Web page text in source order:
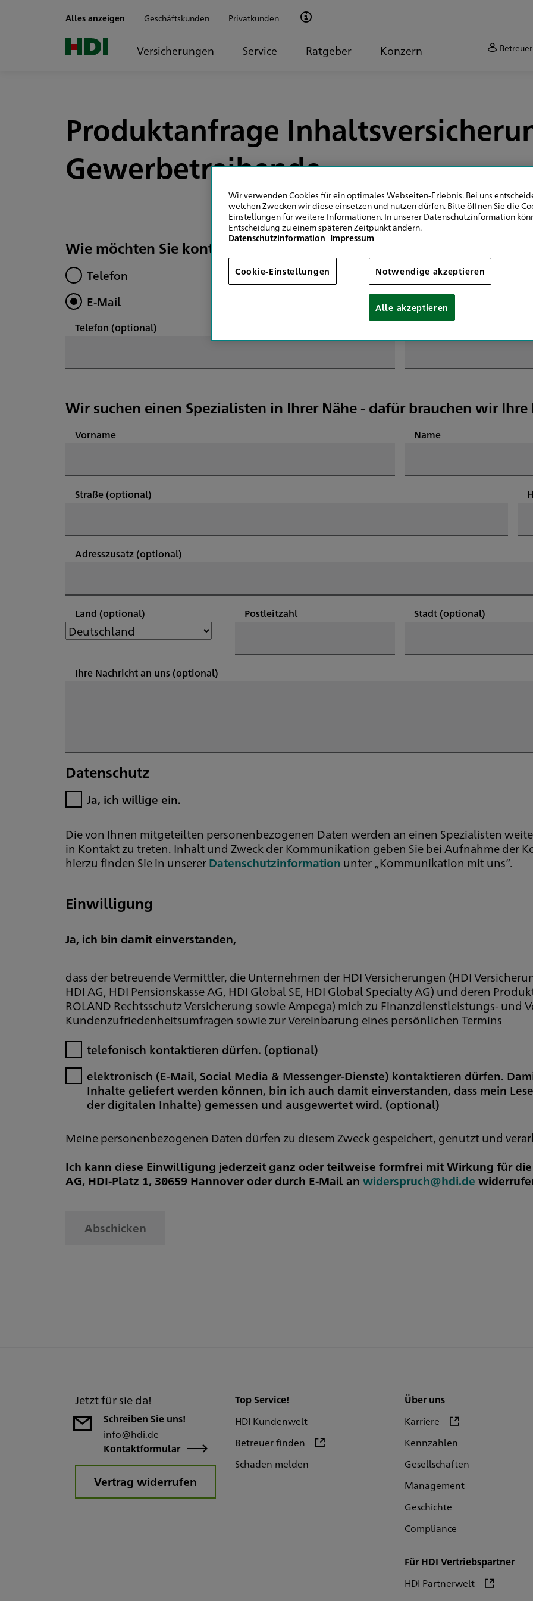
Alles anzeigen Geschäftskunden Privatkunden
Versicherungen Service Ratgeber Konzern
Produktanfrage
Gewerbetreibende
Wie möchten Sie kontaktiert werden?
Telefon
E-Mail
Telefon (optional)
Wir suchen einen Spezialisten in Ihrer Nähe - dafür brauchen wir
Vorname Name
Straße (optional)
Adresszusatz (optional)
Land (optional) Postleitzahl Stadt (optional)
Ihre Nachricht an uns (optional)
Datenschutz
Ja, ich willige ein.
Die von Ihnen mitgeteilten personenbezogenen Daten werden an einen Spezialisten
in Kontakt zu treten. Inhalt und Zweck der Kommunikation geben Sie bei Aufnahme der
hierzu finden Sie in unsererDatenschutzinformation unter „Kommunikation mit uns“.
Einwilligung
Ja, ich bin damit einverstanden,
dass der betreuende Vermittler, die Unternehmen der HDI Versicherungen (HDI
HDI AG, HDI Pensionskasse AG, HDI Global SE, HDI Global Specialty AG) und deren
ROLAND Rechtsschutz Versicherung sowie Ampega) mich zu Finanzdienstleistungs- und
Kundenzufriedenheitsumfragen sowie zur Vereinbarung eines persönlichen Termins
telefonisch kontaktieren dürfen. (optional)
elektronisch (E-Mail, Social Media & Messenger-Dienste) kontaktieren dürfen.
Inhalte geliefert werden können, bin ich auch damit einverstanden, dass mein
der digitalen Inhalte) gemessen und ausgewertet wird. (optional)
Meine personenbezogenen Daten dürfen zu diesem Zweck gespeichert, genutzt und
Ich kann diese Einwilligung jederzeit ganz oder teilweise formfrei mit Wirkung für
AG, HDI-Platz 1, 30659 Hannover oder durch E-Mail an widerspruch@hdi.de
Abschicken
Jetzt für sie da!
Schreiben Sie uns!
info@hdi.de
Kontaktformular
Vertrag widerrufen
Top Service!
HDI Kundenwelt
Betreuer finden
Schaden melden
Über uns
Karriere
Kennzahlen
Gesellschaften
Management
Geschichte
Compliance
Für HDI Vertriebspartner
HDI Partnerwelt
Wir verwenden Cookies für ein optimales Webseiten-Erlebnis. Bei uns
welchen Zwecken wir diese einsetzen und nutzen dürfen. Bitte öffnen Sie die
Einstellungen für weitere Informationen. In unserer Datenschutzinformation
Entscheidung zu einem späteren Zeitpunkt ändern.
Datenschutzinformation Impressum
Cookie-Einstellungen Notwendige akzeptieren
Alle akzeptieren